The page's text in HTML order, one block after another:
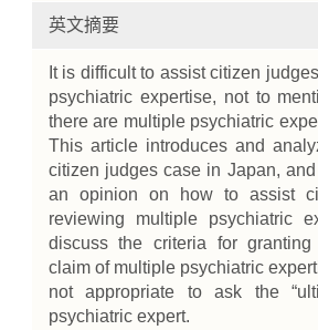
英文摘要
It is difficult to assist citizen
psychiatric expertise, not to
there are multiple psychiatric
This article introduces and
citizen judges case in Japan,
an opinion on how to assist
reviewing multiple psychiatric
discuss the criteria for
claim of multiple psychiatric
not appropriate to ask the
psychiatric expert.